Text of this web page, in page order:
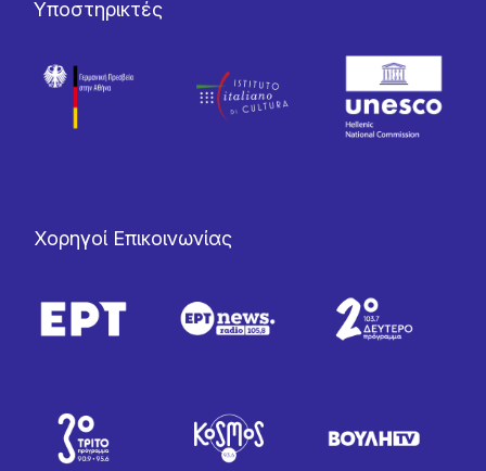
Υποστηρικτές
Χορηγοί Επικοινωνίας